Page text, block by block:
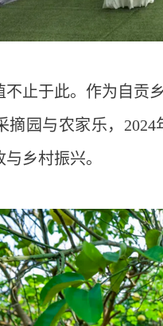
不止于此。作为自贡
摘园与农家乐，
乡村振兴。